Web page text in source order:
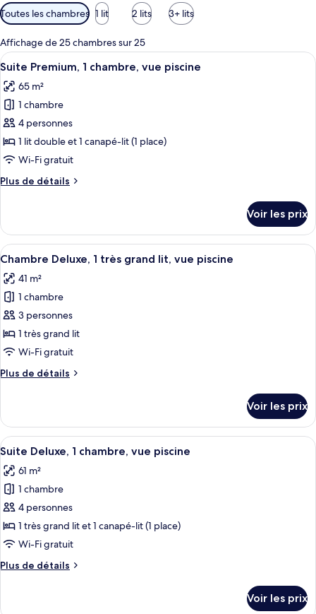
Filtres
disponibles
pour
les
chambres
Toutes les chambres 1 lit 2 lits 3+ lits
Affichage de 25 chambres sur 25
Afficher
toutes
les
photos
pour
ce
type
chambre :
chambre,
vue
piscine
Une chambre d’hôtel dotée d’un
6
Suite Premium, 1 chambre, vue piscine
65 m²
1 chambre
4 personnes
1 lit double et 1 canapé-lit (1 place)
Wi-Fi gratuit
Plus de détails
Plus
le
type
de
Suite
Premium,
chambre,
vue
piscine
Voir les prix
Afficher
toutes
les
photos
pour
ce
type
chambre :
très
grand
lit,
vue
piscine
Une chambre d’hôtel équipée d’un
8
Chambre Deluxe, 1 très grand lit, vue piscine
41 m²
1 chambre
3 personnes
1 très grand lit
Wi-Fi gratuit
Plus de détails
Plus
le
type
de
Chambre
Deluxe,
très
grand
lit,
vue
piscine
Voir les prix
Afficher
toutes
les
photos
pour
ce
type
chambre :
Une chambre d’hôtel équipée d’un
5
Suite Deluxe, 1 chambre, vue piscine
61 m²
1 chambre
4 personnes
1 très grand lit et 1 canapé-lit (1 place)
Wi-Fi gratuit
Plus de détails
Plus
Voir les prix